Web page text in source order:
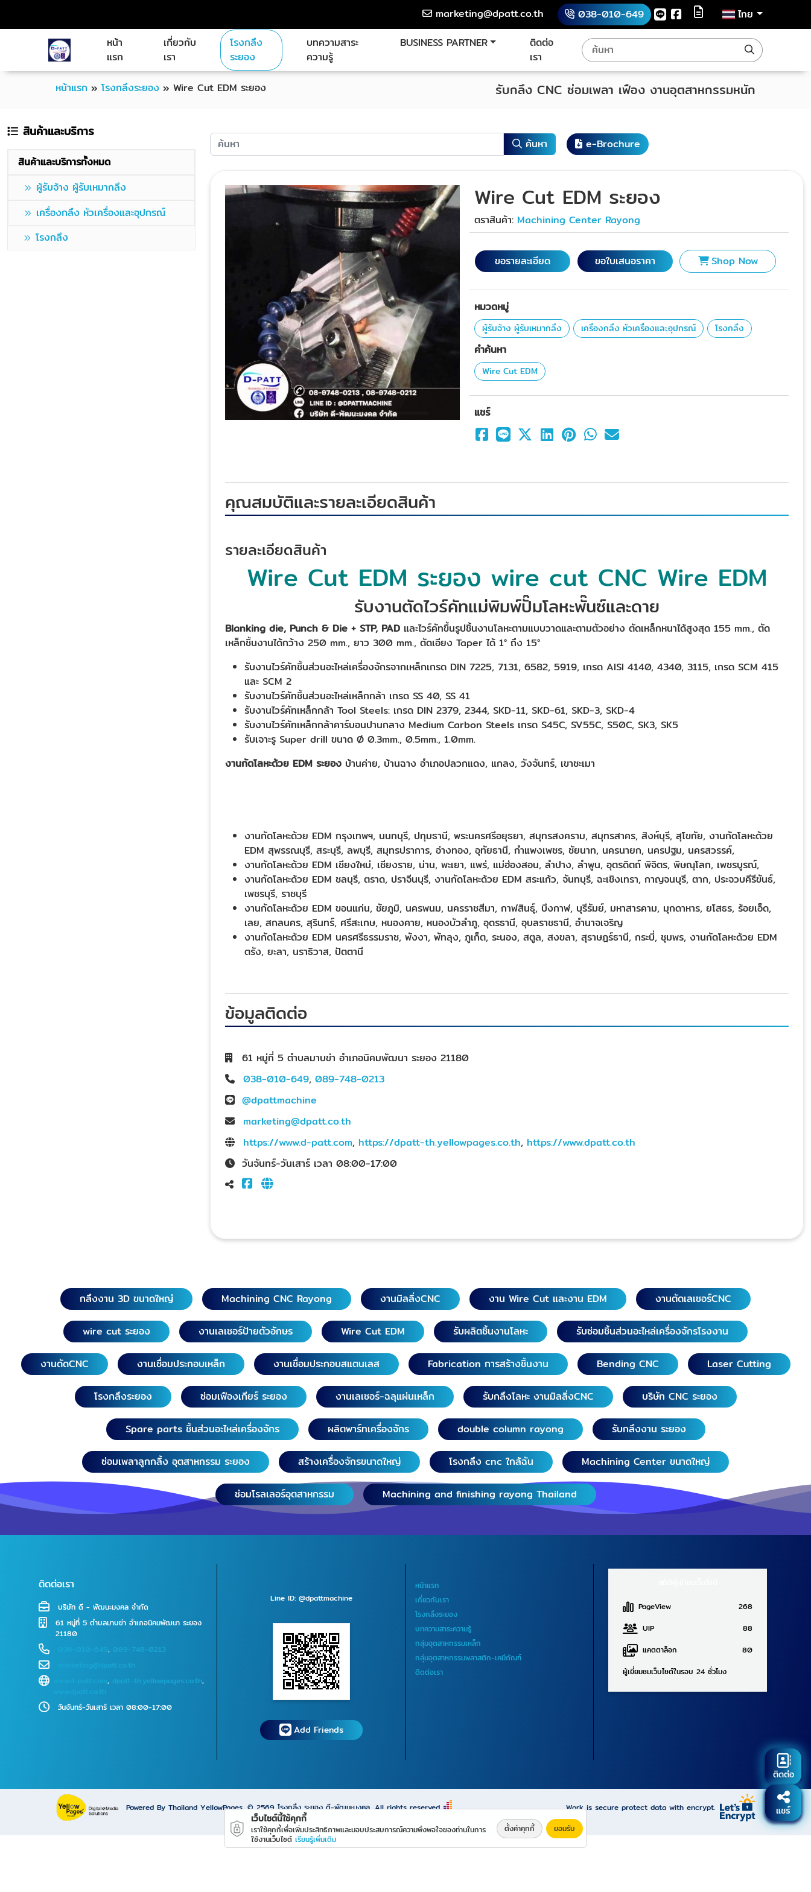
marketing@dpatt.co.th 038-010-649
ไทย
หน้า
แรก
เกี่ยวกับ
เรา
โรงกลึง
ระยอง
บทความสาระ
ความรู้
BUSINESS PARTNER
ติดต่อ
เรา
หน้าแรก » โรงกลึงระยอง » Wire Cut EDM ระยอง รับกลึง CNC ซ่อมเพลา เฟือง งานอุตสาหกรรมหนัก
สินค้าและบริการ
สินค้าและบริการทั้งหมด
ผู้รับจ้าง ผู้รับเหมากลึง
เครื่องกลึง หัวเครื่องและอุปกรณ์
โรงกลึง
ค้นหา e-Brochure
Wire Cut EDM ระยอง
ตราสินค้า: Machining Center Rayong
ขอรายละเอียด ขอใบเสนอราคา Shop Now
หมวดหมู่
ผู้รับจ้าง ผู้รับเหมากลึง เครื่องกลึง หัวเครื่องและอุปกรณ์ โรงกลึง
คำค้นหา
Wire Cut EDM
แชร์
คุณสมบัติและรายละเอียดสินค้า
รายละเอียดสินค้า
Wire Cut EDM ระยอง wire cut CNC Wire EDM
รับงานตัดไวร์คัทแม่พิมพ์ปั๊มโลหะพั๊นซ์และดาย
Blanking die, Punch & Die + STP, PAD และไวร์คัทขึ้นรูปชิ้นงานโลหะตามแบบวาดและตามตัวอย่าง ตัดเหล็กหนาได้สูงสุด 155 mm., ตัด
เหล็กชิ้นงานได้กว้าง 250 mm., ยาว 300 mm., ตัดเอียง Taper ได้ 1° ถึง 15°
รับงานไวร์คัทชิ้นส่วนอะไหล่เครื่องจักรจากเหล็กเกรด DIN 7225, 7131, 6582, 5919, เกรด AISI 4140, 4340, 3115, เกรด SCM 415
และ SCM 2
รับงานไวร์คัทชิ้นส่วนอะไหล่เหล็กกล้า เกรด SS 40, SS 41
รับงานไวร์คัทเหล็กกล้า Tool Steels: เกรด DIN 2379, 2344, SKD-11, SKD-61, SKD-3, SKD-4
รับงานไวร์คัทเหล็กกล้าคาร์บอนปานกลาง Medium Carbon Steels เกรด S45C, SV55C, S50C, SK3, SK5
รับเจาะรู Super drill ขนาด Ø 0.3mm., 0.5mm., 1.0mm.
งานกัดโลหะด้วย EDM ระยอง บ้านค่าย, บ้านฉาง อำเภอปลวกแดง, แกลง, วังจันทร์, เขาชะเมา
งานกัดโลหะด้วย EDM กรุงเทพฯ, นนทบุรี, ปทุมธานี, พระนครศรีอยุธยา, สมุทรสงคราม, สมุทรสาคร, สิงห์บุรี, สุโขทัย, งานกัดโลหะด้วย
EDM สุพรรณบุรี, สระบุรี, ลพบุรี, สมุทรปราการ, อ่างทอง, อุทัยธานี, กำแพงเพชร, ชัยนาท, นครนายก, นครปฐม, นครสวรรค์,
งานกัดโลหะด้วย EDM เชียงใหม่, เชียงราย, น่าน, พะเยา, แพร่, แม่ฮ่องสอน, ลำปาง, ลำพูน, อุตรดิตถ์ พิจิตร, พิษณุโลก, เพชรบูรณ์,
งานกัดโลหะด้วย EDM ชลบุรี, ตราด, ปราจีนบุรี, งานกัดโลหะด้วย EDM สระแก้ว, จันทบุรี, ฉะเชิงเทรา, กาญจนบุรี, ตาก, ประจวบคีรีขันธ์,
เพชรบุรี, ราชบุรี
งานกัดโลหะด้วย EDM ขอนแก่น, ชัยภูมิ, นครพนม, นครราชสีมา, กาฬสินธุ์, บึงกาฬ, บุรีรัมย์, มหาสารคาม, มุกดาหาร, ยโสธร, ร้อยเอ็ด,
เลย, สกลนคร, สุรินทร์, ศรีสะเกษ, หนองคาย, หนองบัวลำภู, อุดรธานี, อุบลราชธานี, อำนาจเจริญ
งานกัดโลหะด้วย EDM นครศรีธรรมราช, พังงา, พัทลุง, ภูเก็ต, ระนอง, สตูล, สงขลา, สุราษฎร์ธานี, กระบี่, ชุมพร, งานกัดโลหะด้วย EDM
ตรัง, ยะลา, นราธิวาส, ปัตตานี
ข้อมูลติดต่อ
61 หมู่ที่ 5 ตำบลมาบข่า อำเภอนิคมพัฒนา ระยอง 21180
038-010-649, 089-748-0213
@dpattmachine
marketing@dpatt.co.th
https://www.d-patt.com, https://dpatt-th.yellowpages.co.th, https://www.dpatt.co.th
วันจันทร์-วันเสาร์ เวลา 08:00-17:00
กลึงงาน 3D ขนาดใหญ่ Machining CNC Rayong งานมิลลิ่งCNC งาน Wire Cut และงาน EDM งานตัดเลเซอร์CNC
wire cut ระยอง งานเลเซอร์ป้ายตัวอักษร Wire Cut EDM รับผลิตชิ้นงานโลหะ รับซ่อมชิ้นส่วนอะไหล่เครื่องจักรโรงงาน
งานดัดCNC งานเชื่อมประกอบเหล็ก งานเชื่อมประกอบสแตนเลส Fabrication การสร้างชิ้นงาน Bending CNC Laser Cutting
โรงกลึงระยอง ซ่อมเฟืองเกียร์ ระยอง งานเลเซอร์-ฉลุแผ่นเหล็ก รับกลึงโลหะ งานมิลลิ่งCNC บริษัท CNC ระยอง
Spare parts ชิ้นส่วนอะไหล่เครื่องจักร ผลิตพาร์ทเครื่องจักร double column rayong รับกลึงงาน ระยอง
ซ่อมเพลาลูกกลิ้ง อุตสาหกรรม ระยอง สร้างเครื่องจักรขนาดใหญ่ โรงกลึง cnc ใกล้ฉัน Machining Center ขนาดใหญ่
ซ่อมโรลเลอร์อุตสาหกรรม Machining and finishing rayong Thailand
ติดต่อเรา
บริษัท ดี - พัฒนะมงคล จำกัด
61 หมู่ที่ 5 ตำบลมาบข่า อำเภอนิคมพัฒนา ระยอง
21180
, 089-748-0213
marketing@dpatt.co.th
www.d-patt.com, dpatt-th.yellowpages.co.th,
www.dpatt.co.th
วันจันทร์-วันเสาร์ เวลา 08:00-17:00
Line ID: @dpattmachine
Add Friends
หน้าแรก
เกี่ยวกับเรา
โรงกลึงระยอง
บทความสาระความรู้
กลุ่มอุตสาหกรรมเหล็ก
กลุ่มอุตสาหกรรมพลาสติก-เคมีภัณฑ์
ติดต่อเรา
PageView
268
UIP
88
แคตตาล็อก
80
ผู้เยี่ยมชมเว็บไซต์ในรอบ 24 ชั่วโมง
Powered By Thailand YellowPages © 2569โรงกลึง ระยอง ดี-พัฒนะมงคล All rights reserved. Work is secure protect data with encrypt.
ติดต่อ
แชร์
เว็บไซต์นี้ใช้คุกกี้
เราใช้คุกกี้เพื่อเพิ่มประสิทธิภาพและมอบประสบการณ์ความพึงพอใจของท่านในการ
ใช้งานเว็บไซต์ เรียนรู้เพิ่มเติม
ตั้งค่าคุกกี้ ยอมรับ